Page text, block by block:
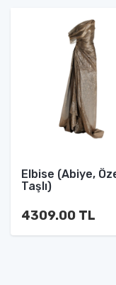
Elbise (Abiye,
Taşlı)
4309.00 TL